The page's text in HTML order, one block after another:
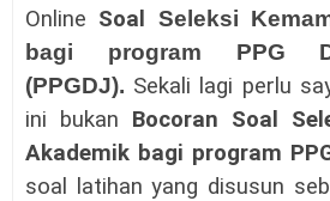
Online Soal Seleksi
bagi program PPG
(PPGDJ). Sekali lagi perlu
ini bukan Bocoran Soal
Akademik bagi program
soal latihan yang disusun